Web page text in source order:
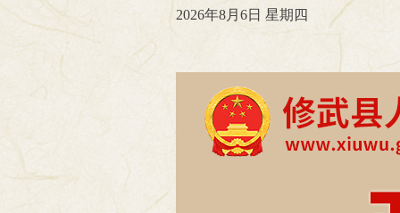
2026年8月6日 星期四